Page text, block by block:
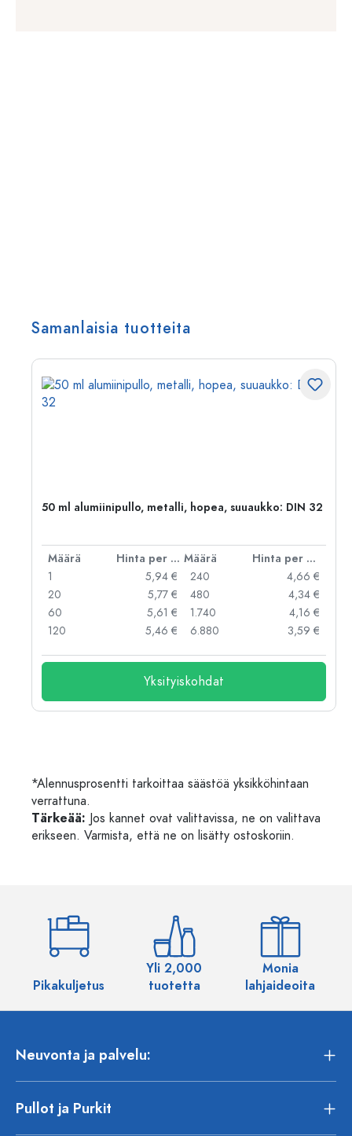
Samanlaisia tuotteita
50 ml alumiinipullo, metalli, hopea, suuaukko: DIN 32
Määrä Hinta per kpl Määrä
Hinta per kpl
1
5,94 €
20
5,77 €
60
5,61 €
120
5,46 €
240
4,66 €
480
4,34 €
1.740
4,16 €
6.880
3,59 €
Yksityiskohdat
*Alennusprosentti tarkoittaa säästöä yksikköhintaan
verrattuna.
Tärkeää: Jos kannet ovat valittavissa, ne on valittava
erikseen. Varmista, että ne on lisätty ostoskoriin.
Pikakuljetus
Yli 2,000
tuotetta
Monia
lahjaideoita
Neuvonta ja palvelu:
Pullot ja Purkit